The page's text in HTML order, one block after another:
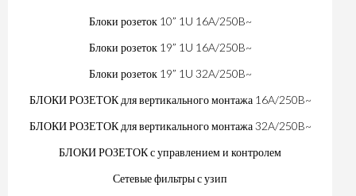
Блоки розеток 10” 1U 16A/250B~
Блоки розеток 19” 1U 16A/250B~
Блоки розеток 19” 1U 32A/250B~
БЛОКИ РОЗЕТОК для вертикального монтажа 16A/250B~
БЛОКИ РОЗЕТОК для вертикального монтажа 32A/250B~
БЛОКИ РОЗЕТОК с управлением и контролем
Сетевые фильтры с узип